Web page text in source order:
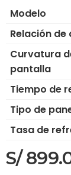
Modelo
Relación
Curvatura
pantalla
Tiempo de
Tipo de
Tasa de
S/